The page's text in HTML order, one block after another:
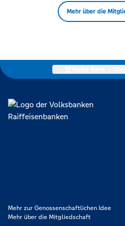
Mehr über die
Mehr zur Genossenschaftlichen Idee
Mehr über die Mitgliedschaft